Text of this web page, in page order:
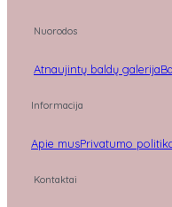
Nuorodos
Atnaujintų baldų galerija
Informacija
Apie musPrivatumo
Kontaktai